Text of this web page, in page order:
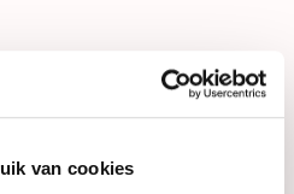
van cookies